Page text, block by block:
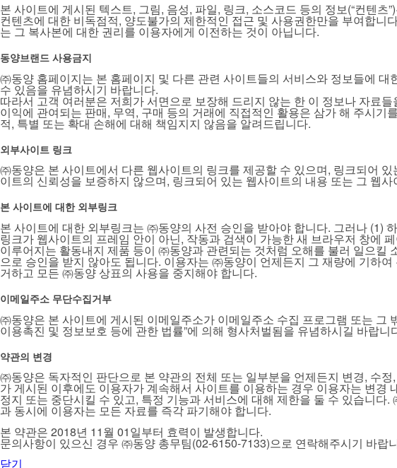
본 사이트에 게시된 텍스트, 그림, 음성, 파일, 링크, 소스코드 등의 정보(“컨텐
컨텐츠에 대한 비독점적, 양도불가의 제한적인 접근 및 사용권한만을 부여합
는 그 복사본에 대한 권리를 이용자에게 이전하는 것이 아닙니다.
동양브랜드 사용금지
㈜동양 홈페이지는 본 홈페이지 및 다른 관련 사이트들의 서비스와 정보들에
수 있음을 유념하시기 바랍니다.
따라서 고객 여러분은 저희가 서면으로 보장해 드리지 않는 한 이 정보나 자료
이익에 관여되는 판매, 무역, 구매 등의 거래에 직접적인 활용은 삼가 해 주시
적, 특별 또는 확대 손해에 대해 책임지지 않음을 알려드립니다.
외부사이트 링크
㈜동양은 본 사이트에서 다른 웹사이트의 링크를 제공할 수 있으며, 링크되어
이트의 신뢰성을 보증하지 않으며, 링크되어 있는 웹사이트의 내용 또는 그 웹
본 사이트에 대한 외부링크
본 사이트에 대한 외부링크는 ㈜동양의 사전 승인을 받아야 합니다. 그러나 (1)
링크가 웹사이트의 프레임 안이 아닌, 작동과 검색이 가능한 새 브라우저 창에
이루어지는 활동내지 제품 등이 ㈜동양과 관련되는 것처럼 오해를 불러 일으
으로 승인을 받지 않아도 됩니다. 이용자는 ㈜동양이 언제든지 그 재량에 기하
거하고 모든 ㈜동양 상표의 사용을 중지해야 합니다.
이메일주소 무단수집거부
㈜동양은 본 사이트에 게시된 이메일주소가 이메일주소 수집 프로그램 또는
이용촉진 및 정보보호 등에 관한 법률”에 의해 형사처벌됨을 유념하시길 바랍니
약관의 변경
㈜동양은 독자적인 판단으로 본 약관의 전체 또는 일부분을 언제든지 변경, 수
가 게시된 이후에도 이용자가 계속해서 사이트를 이용하는 경우 이용자는 변
정지 또는 중단시킬 수 있고, 특정 기능과 서비스에 대해 제한을 둘 수 있습니
과 동시에 이용자는 모든 자료를 즉각 파기해야 합니다.
본 약관은 2018년 11월 01일부터 효력이 발생합니다.
문의사항이 있으신 경우 ㈜동양 총무팀(02-6150-7133)으로 연락해주시기 바랍
닫기